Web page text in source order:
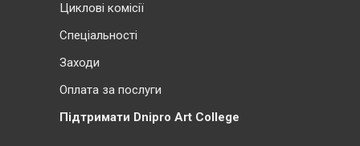
Циклові комісії
Cпеціальності
Заходи
Оплата за послуги
Підтримати Dnipro Art College